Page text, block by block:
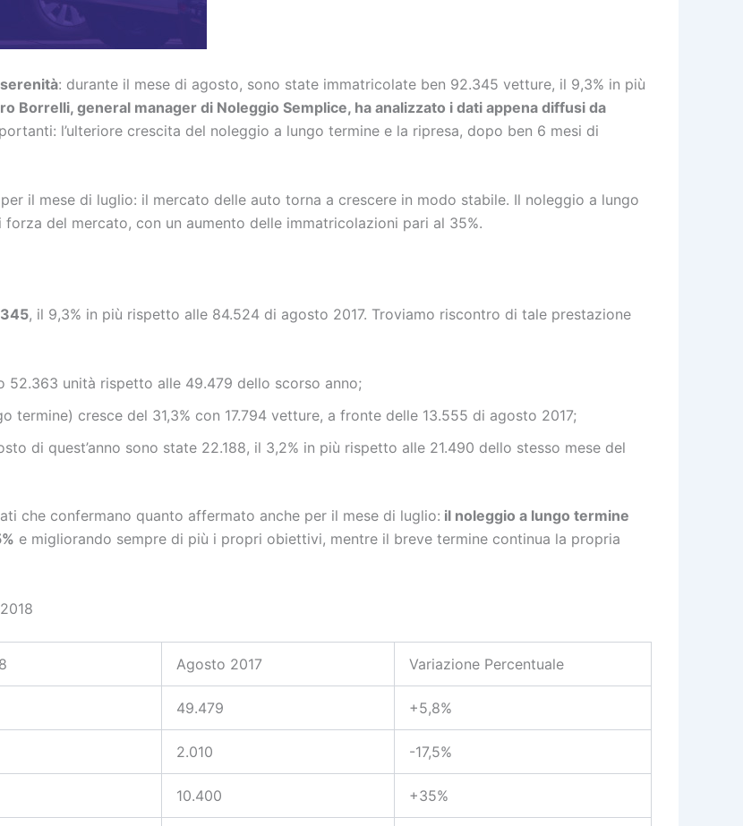
: durante il mese di agosto, sono state immatricolate ben 92.345 vetture, il 9,3% in più
Borrelli, general manager di Noleggio Semplice, ha analizzato i dati appena diffusi da
l’ulteriore crescita del noleggio a lungo termine e la ripresa, dopo ben 6 mesi di
il mese di luglio: il mercato delle auto torna a crescere in modo stabile. Il noleggio a lungo
del mercato, con un aumento delle immatricolazioni pari al 35%.
, il 9,3% in più rispetto alle 84.524 di agosto 2017. Troviamo riscontro di tale prestazione
52.363 unità rispetto alle 49.479 dello scorso anno;
termine) cresce del 31,3% con 17.794 vetture, a fronte delle 13.555 di agosto 2017;
di quest’anno sono state 22.188, il 3,2% in più rispetto alle 21.490 dello stesso mese del
che confermano quanto affermato anche per il mese di luglio: il noleggio a lungo termine
e migliorando sempre di più i propri obiettivi, mentre il breve termine continua la propria
Agosto 2017 Variazione Percentuale
49.479 +5,8%
2.010 -17,5%
10.400 +35%